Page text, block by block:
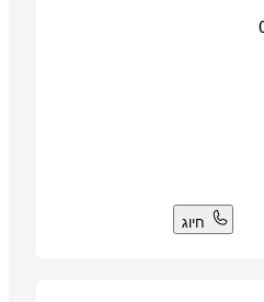
חיוג